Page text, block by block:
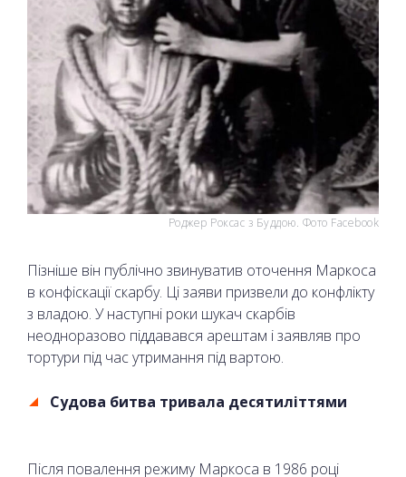
Роджер Роксас з Буддою. Фото Facebook
Пізніше він публічно звинуватив оточення Маркоса
в конфіскації скарбу. Ці заяви призвели до конфлікту
з владою. У наступні роки шукач скарбів
неодноразово піддавався арештам і заявляв про
тортури під час утримання під вартою.
Судова битва тривала десятиліттями
Після повалення режиму Маркоса в 1986 році